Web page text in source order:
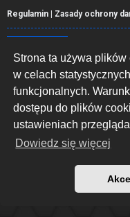
Strona ta używa
w celach
funkcjonalnych.
dostępu do plików
ustawieniach
Dowiedz się więcej
Regulamin | Zasady ochrony
Strona główna
*
Technologię dostarcza
Polski
Zasady ochrony